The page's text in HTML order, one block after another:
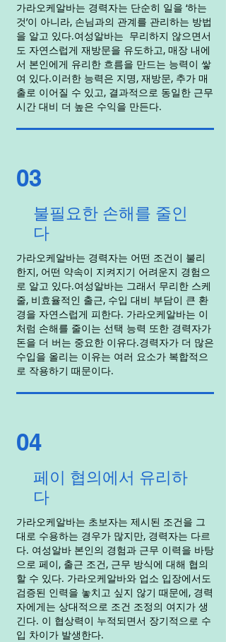
가라오케알바는 경력자는 단순히 일을 ‘하는
것’이 아니라, 손님과의 관계를 관리하는 방법
을 알고 있다.여성알바는 무리하지 않으면서
도 자연스럽게 재방문을 유도하고, 매장 내에
서 본인에게 유리한 흐름을 만드는 능력이 쌓
여 있다.이러한 능력은 지명, 재방문, 추가 매
출로 이어질 수 있고, 결과적으로 동일한 근무
시간 대비 더 높은 수익을 만든다.
03
불필요한 손해를 줄인
다
가라오케알바는 경력자는 어떤 조건이 불리
한지, 어떤 약속이 지켜지기 어려운지 경험으
로 알고 있다.여성알바는 그래서 무리한 스케
줄, 비효율적인 출근, 수입 대비 부담이 큰 환
경을 자연스럽게 피한다. 가라오케알바는 이
처럼 손해를 줄이는 선택 능력 또한 경력자가
돈을 더 버는 중요한 이유다.경력자가 더 많은
수입을 올리는 이유는 여러 요소가 복합적으
로 작용하기 때문이다.
04
페이 협의에서 유리하
다
가라오케알바는 초보자는 제시된 조건을 그
대로 수용하는 경우가 많지만, 경력자는 다르
다. 여성알바 본인의 경험과 근무 이력을 바탕
으로 페이, 출근 조건, 근무 방식에 대해 협의
할 수 있다. 가라오케알바와 업소 입장에서도
검증된 인력을 놓치고 싶지 않기 때문에, 경력
자에게는 상대적으로 조건 조정의 여지가 생
긴다. 이 협상력이 누적되면서 장기적으로 수
입 차이가 발생한다.